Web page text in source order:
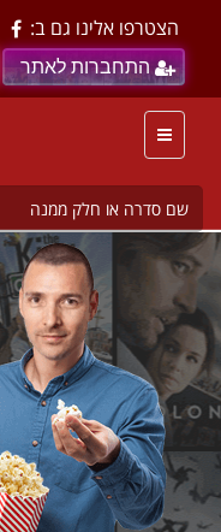
הצטרפו אלינו גם ב:
התחברות לאתר